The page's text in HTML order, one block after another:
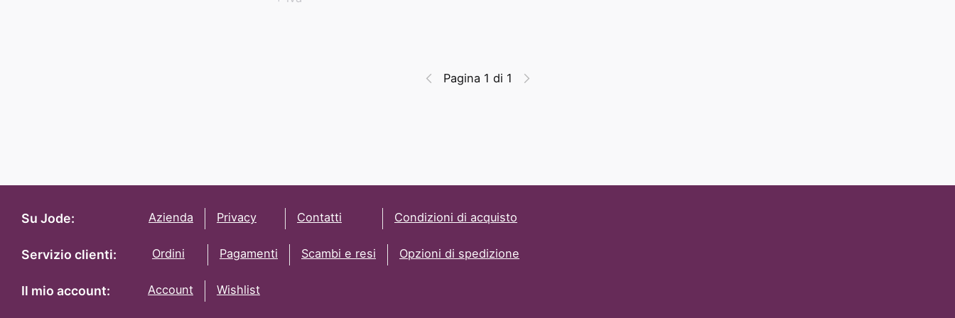
Pagina 1 di 1
Su Jode: Azienda Privacy Contatti Condizioni di acquisto
Servizio clienti: Ordini Pagamenti Scambi e resi Opzioni di spedizione
Il mio account: Account Wishlist